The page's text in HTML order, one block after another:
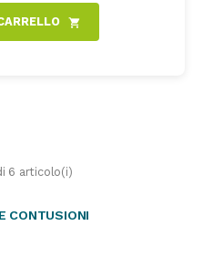
shopping_cart
6 articolo(i)
CONTUSIONI